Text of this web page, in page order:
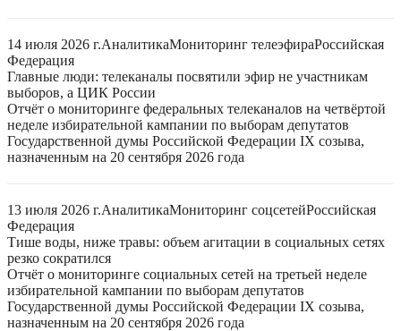
14 июля 2026 г.АналитикаМониторинг телеэфираРоссийская
Федерация
Главные люди: телеканалы посвятили эфир не участникам
выборов, а ЦИК России
Отчёт о мониторинге федеральных телеканалов на четвёртой
неделе избирательной кампании по выборам депутатов
Государственной думы Российской Федерации IX созыва,
назначенным на 20 сентября 2026 года
13 июля 2026 г.АналитикаМониторинг соцсетейРоссийская
Федерация
Тише воды, ниже травы: объем агитации в социальных сетях
резко сократился
Отчёт о мониторинге социальных сетей на третьей неделе
избирательной кампании по выборам депутатов
Государственной думы Российской Федерации IX созыва,
назначенным на 20 сентября 2026 года